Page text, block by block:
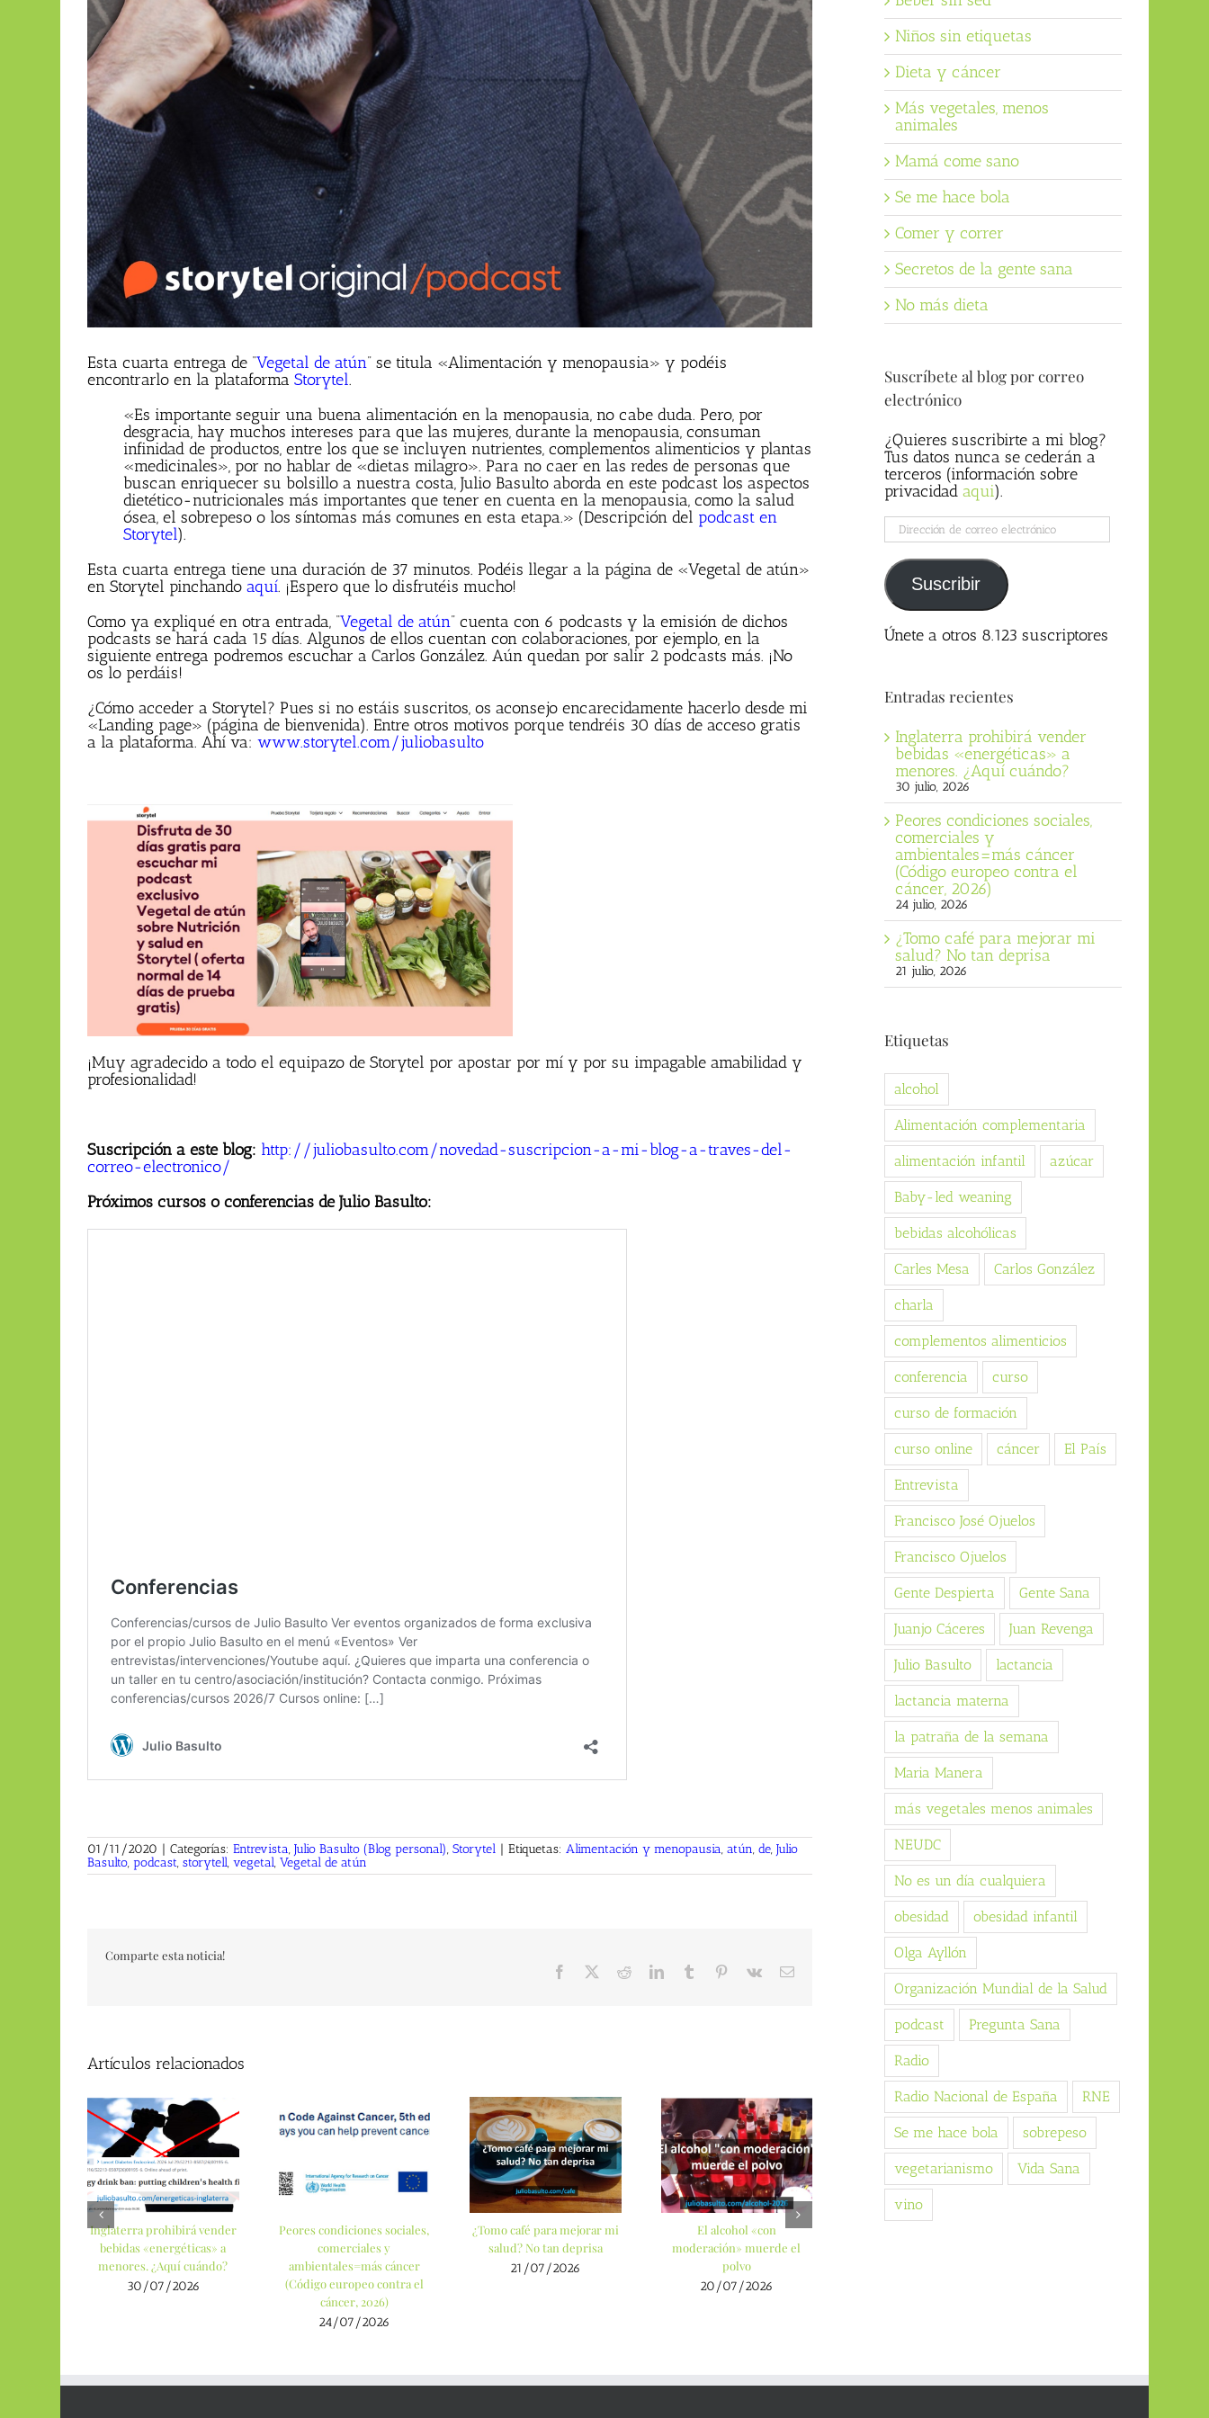
Esta cuarta entrega de “Vegetal de atún” se titula «Alimentación y menopausia» y podéis
encontrarlo en la plataforma Storytel.
«Es importante seguir una buena alimentación en la menopausia, no cabe duda. Pero, por
desgracia, hay muchos intereses para que las mujeres, durante la menopausia, consuman
infinidad de productos, entre los que se incluyen nutrientes, complementos alimenticios y plantas
«medicinales», por no hablar de «dietas milagro». Para no caer en las redes de personas que
buscan enriquecer su bolsillo a nuestra costa, Julio Basulto aborda en este podcast los aspectos
dietético-nutricionales más importantes que tener en cuenta en la menopausia, como la salud
ósea, el sobrepeso o los síntomas más comunes en esta etapa.» (Descripción del podcast en
Storytel).
Esta cuarta entrega tiene una duración de 37 minutos. Podéis llegar a la página de «Vegetal de atún»
en Storytel pinchando aquí. ¡Espero que lo disfrutéis mucho!
Como ya expliqué en otra entrada, “Vegetal de atún” cuenta con 6 podcasts y la emisión de dichos
podcasts se hará cada 15 días. Algunos de ellos cuentan con colaboraciones, por ejemplo, en la
siguiente entrega podremos escuchar a Carlos González. Aún quedan por salir 2 podcasts más. ¡No
os lo perdáis!
¿Cómo acceder a Storytel? Pues si no estáis suscritos, os aconsejo encarecidamente hacerlo desde mi
«Landing page» (página de bienvenida). Entre otros motivos porque tendréis 30 días de acceso gratis
a la plataforma. Ahí va: www.storytel.com/juliobasulto
¡Muy agradecido a todo el equipazo de Storytel por apostar por mí y por su impagable amabilidad y
profesionalidad!
Suscripción a este blog: http://juliobasulto.com/novedad-suscripcion-a-mi-blog-a-traves-del-
correo-electronico/
Próximos cursos o conferencias de Julio Basulto:
01/11/2020 | Categorías: Entrevista, Julio Basulto (Blog personal), Storytel | Etiquetas: Alimentación y menopausia, atún, de, Julio
Basulto, podcast, storytell, vegetal, Vegetal de atún
Comparte esta noticia!
Facebook RedditLinkedInTumblr Pinterest
Vk
Correo
Artículos relacionados
Inglaterra prohibirá vender
bebidas «energéticas» a
menores. ¿Aquí cuándo?
30/07/2026
Peores condiciones sociales,
comerciales y
ambientales=más cáncer
(Código europeo contra el
cáncer, 2026)
24/07/2026
¿Tomo café para mejorar mi
salud? No tan deprisa
21/07/2026
El alcohol «con
moderación» muerde el
polvo
20/07/2026
Niños sin etiquetas
Dieta y cáncer
Más vegetales, menos
animales
Mamá come sano
Se me hace bola
Comer y correr
Secretos de la gente sana
No más dieta
Suscríbete al blog por correo
electrónico
¿Quieres suscribirte a mi blog?
Tus datos nunca se cederán a
terceros (información sobre
privacidad aqui).
Dirección
de
correo
electrónico
Suscribir
Únete a otros 8.123 suscriptores
Entradas recientes
Inglaterra prohibirá vender
bebidas «energéticas» a
menores. ¿Aquí cuándo?
30 julio, 2026
Peores condiciones sociales,
comerciales y
ambientales=más cáncer
(Código europeo contra el
cáncer, 2026)
24 julio, 2026
¿Tomo café para mejorar mi
salud? No tan deprisa
21 julio, 2026
Etiquetas
alcohol
Alimentación complementaria
alimentación infantil azúcar
Baby-led weaning
bebidas alcohólicas
Carles Mesa Carlos González
charla
complementos alimenticios
conferencia curso
curso de formación
curso online cáncer El País
Entrevista
Francisco José Ojuelos
Francisco Ojuelos
Gente Despierta Gente Sana
Juanjo Cáceres Juan Revenga
Julio Basulto lactancia
lactancia materna
la patraña de la semana
Maria Manera
más vegetales menos animales
NEUDC
No es un día cualquiera
obesidad obesidad infantil
Olga Ayllón
Organización Mundial de la Salud
podcast Pregunta Sana
Radio
Radio Nacional de España RNE
Se me hace bola sobrepeso
vegetarianismo Vida Sana
vino